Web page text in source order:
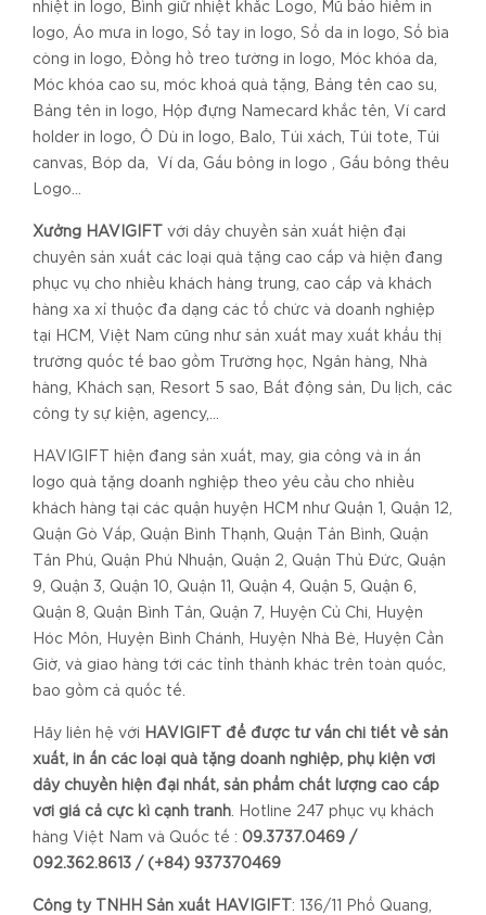
nhiệt in logo, Bình giữ nhiệt khắc Logo, Mũ bảo hiểm in
logo, Áo mưa in logo, Sổ tay in logo, Sổ da in logo, Sổ bìa
còng in logo, Đồng hồ treo tường in logo, Móc khóa da,
Móc khóa cao su, móc khoá quà tặng, Bảng tên cao su,
Bảng tên in logo, Hộp đựng Namecard khắc tên, Ví card
holder in logo, Ô Dù in logo, Balo, Túi xách, Túi tote, Túi
canvas, Bóp da, Ví da, Gấu bông in logo , Gấu bông thêu
Logo…
Xưởng HAVIGIFT với dây chuyền sản xuất hiện đại
chuyên sản xuất các loại quà tặng cao cấp và hiện đang
phục vụ cho nhiều khách hàng trung, cao cấp và khách
hàng xa xỉ thuộc đa dạng các tổ chức và doanh nghiệp
tại HCM, Việt Nam cũng như sản xuất may xuất khẩu thị
trường quốc tế bao gồm Trường học, Ngân hàng, Nhà
hàng, Khách sạn, Resort 5 sao, Bất động sản, Du lịch, các
công ty sự kiện, agency,...
HAVIGIFT hiện đang sản xuất, may, gia công và in ấn
logo quà tặng doanh nghiệp theo yêu cầu cho nhiều
khách hàng tại các quận huyện HCM như Quận 1, Quận 12,
Quận Gò Vấp, Quận Bình Thạnh, Quận Tân Bình, Quận
Tân Phú, Quận Phú Nhuận, Quận 2, Quận Thủ Đức, Quận
9, Quận 3, Quận 10, Quận 11, Quận 4, Quận 5, Quận 6,
Quận 8, Quận Bình Tân, Quận 7, Huyện Củ Chi, Huyện
Hóc Môn, Huyện Bình Chánh, Huyện Nhà Bè, Huyện Cần
Giờ, và giao hàng tới các tỉnh thành khác trên toàn quốc,
bao gồm cả quốc tế.
Hãy liên hệ với
HAVIGIFT để được tư vấn chi tiết về sản
xuất, in ấn các loại quà tặng doanh nghiệp, phụ kiện với
dây chuyền hiện đại nhất, sản phẩm chất lượng cao cấp
với giá cả cực kì cạnh tranh . Hotline 247 phục vụ khách
hàng Việt Nam và Quốc tế : 09.3737.0469 /
092.362.8613 / (+84) 937370469
Công ty TNHH Sản xuất HAVIGIFT : 136/11 Phổ Quang,